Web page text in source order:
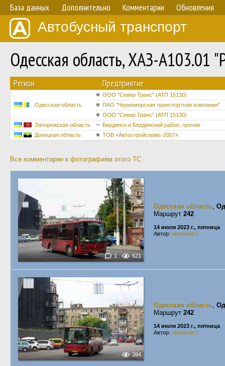
База данных Дополнительно Комментарии Обновления
Автобусный транспорт
Одесская область, ХАЗ-А103.01
Регион Предприятие
Одесская область
ООО "Север Транс" (АТП 15130)
ПАО "Черноморская транспортная компания"
ООО "Север Транс" (АТП 15130)
Запорожская область
Бердянск и Бердянский район, прочие
Донецкая область
ТОВ «Автостройсервіс-2007»
Все комментарии к фотографиям этого ТС
1 621
Одесская область,
Маршрут 242
14 июля 2023 г., пятница
Автор: alexander1
394
Одесская область,
Маршрут 242
14 июля 2023 г., пятница
Автор: alexander1